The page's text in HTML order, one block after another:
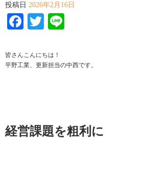
投稿日 2026年2月16日
Facebook
Twitter
皆さんこんにちは！
平野工業、更新担当の中西です。
経営課題を粗利に